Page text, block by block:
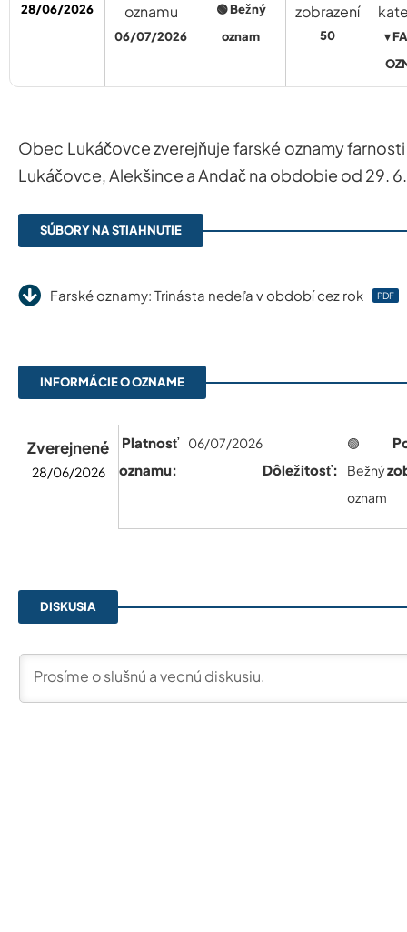
28/06/2026
oznamu
06/07/2026
🟢 Bežný
oznam
zobrazení
50
▾
Obec Lukáčovce zverejňuje farské oznamy
Lukáčovce, Alekšince a Andač na obdobie od 29.
SÚBORY NA STIAHNUTIE
Farské oznamy: Trinásta nedeľa v období cez rok PDF
INFORMÁCIE O OZNAME
Zverejnené
28/06/2026
Platnosť
oznamu:
06/07/2026
Dôležitosť:
🟢
Bežný
oznam
DISKUSIA